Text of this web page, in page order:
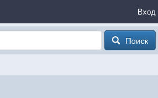
Вход
Поиск